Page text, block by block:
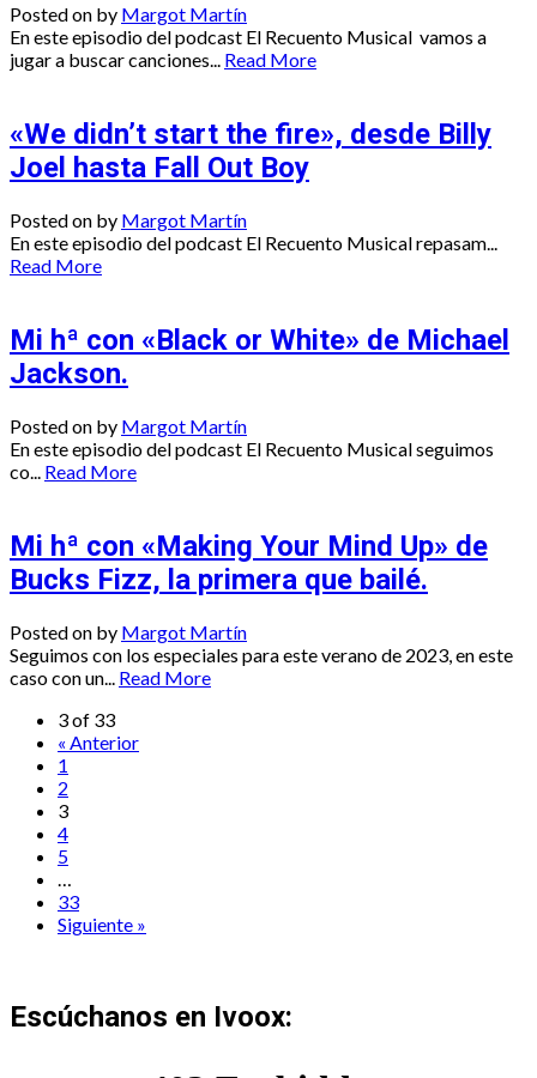
Posted on by Margot Martín
En este episodio del podcast El Recuento Musical vamos a
jugar a buscar canciones... Read More
«We didn’t start the fire», desde Billy
Joel hasta Fall Out Boy
Posted on by Margot Martín
En este episodio del podcast El Recuento Musical repasam...
Read More
Mi hª con «Black or White» de Michael
Jackson.
Posted on by Margot Martín
En este episodio del podcast El Recuento Musical seguimos
co...
Read More
Mi hª con «Making Your Mind Up» de
Bucks Fizz, la primera que bailé.
Posted on by Margot Martín
Seguimos con los especiales para este verano de 2023, en este
caso con un...
Read More
3 of 33
« Anterior
1
2
3
4
5
33
Siguiente »
Escúchanos en Ivoox: